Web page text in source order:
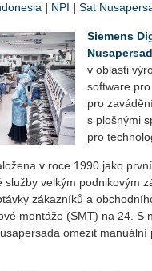
| NPI | Sat
Sie­mens
v ob­las­ti
soft­ware
pro
s ploš­ný­mi
pro
v roce 1990 jako
vel­kým pod­ni­ko­vým
zá­kaz­ní­ků a
mon­tá­že (SMT) na 24. S
ome­zit